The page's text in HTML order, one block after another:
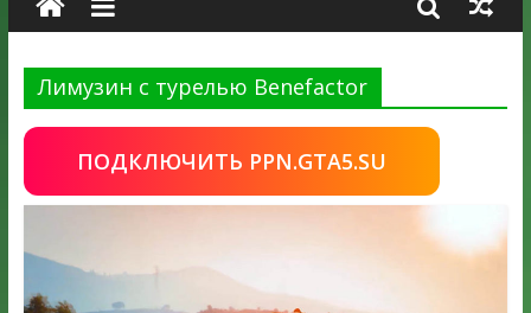
Лимузин с турелью Benefactor
ПОДКЛЮЧИТЬ PPN.GTA5.SU